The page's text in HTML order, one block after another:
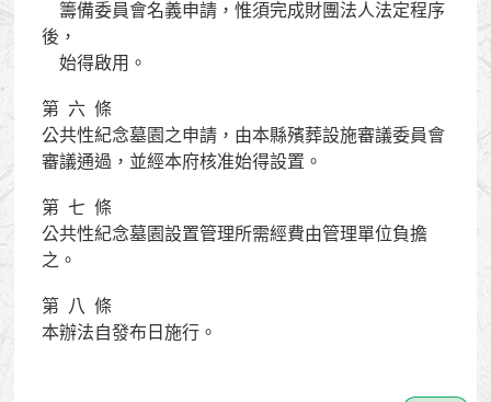
後，
第  六  條
公共性紀念墓園之申請，由本縣殯葬設施審議委員會
審議通過，並經本府核准始得設置。
第  七  條
公共性紀念墓園設置管理所需經費由管理單位負擔
之。
第  八  條
本辦法自發布日施行。